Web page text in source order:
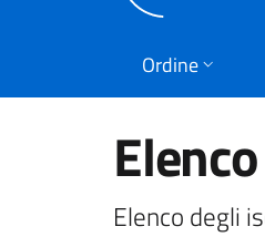
Ordine
Elenco degli